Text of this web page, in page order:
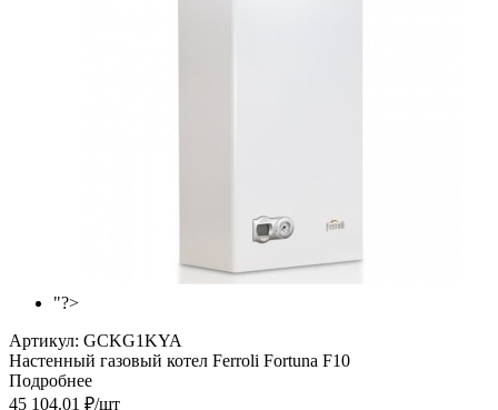
"?>
Артикул: GCKG1KYA
Настенный газовый котел Ferroli Fortuna F10
Подробнее
45 104.01 ₽/шт